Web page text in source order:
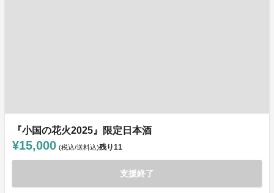
『小国の花火2025』限定日本酒
¥15,000 (税込/送料込)残り11
支援終了